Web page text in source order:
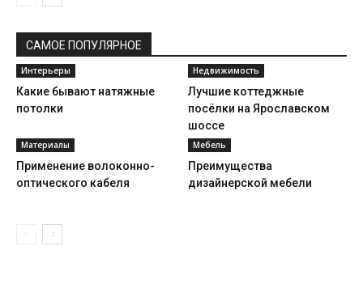
САМОЕ ПОПУЛЯРНОЕ
Интерьеры
Какие бывают натяжные
потолки
Недвижимость
Лучшие коттеджные
посёлки на Ярославском
шоссе
Материалы
Применение волоконно-
оптического кабеля
Мебель
Преимущества
дизайнерской мебели